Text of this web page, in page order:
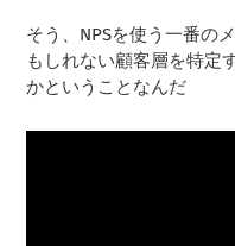
そう、NPSを使う一番の
もしれない顧客層を特定
かということなんだ